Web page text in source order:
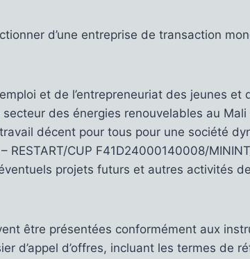
d’une entreprise de transaction
et de l’entrepreneuriat des jeunes et
des énergies renouvelables au
décent pour tous pour une société
RESTART/CUP F41D24000140008/
projets futurs et autres activités
être présentées conformément aux
d’appel d’offres, incluant les termes de